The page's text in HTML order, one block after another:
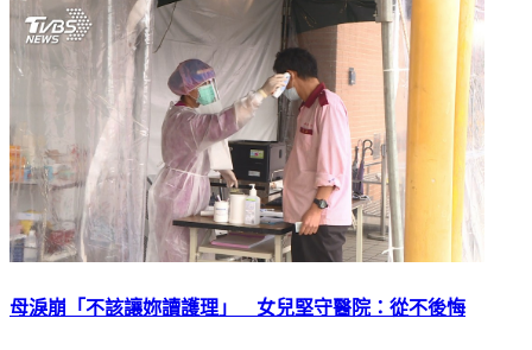
母淚崩「不該讓妳讀護理」 女兒堅守醫院：從不後悔